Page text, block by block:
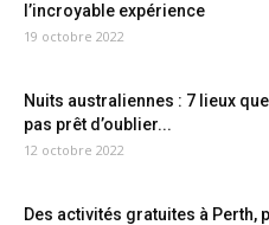
l’incroyable expérience
19 octobre 2022
Nuits australiennes : 7 lieux que
pas prêt d’oublier...
12 octobre 2022
Des activités gratuites à Perth,